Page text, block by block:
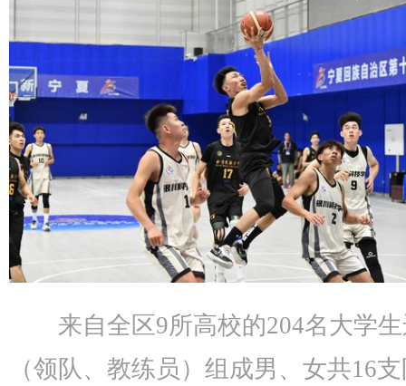
来自全区9所高校的204名大学
（领队、教练员）组成男、女共16